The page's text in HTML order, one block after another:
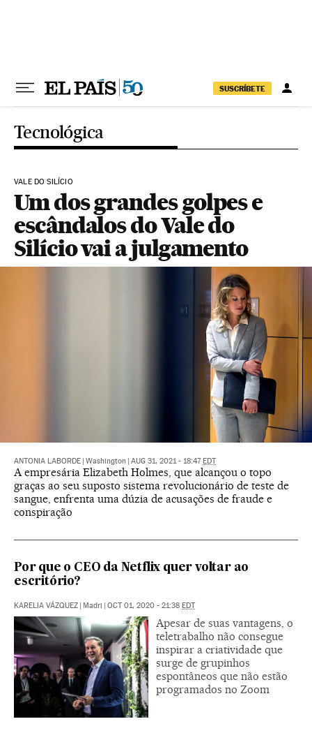
SUSCRÍBETE
Tecnológica
VALE DO SILÍCIO
Um dos grandes golpes e
escândalos do Vale do
Silício vai a julgamento
ANTONIA LABORDE Washington AUG 31, 2021 - 18:47 EDT
A empresária Elizabeth Holmes, que alcançou o topo
graças ao seu suposto sistema revolucionário de teste de
sangue, enfrenta uma dúzia de acusações de fraude e
conspiração
Por que o CEO da Netflix quer voltar ao
escritório?
KARELIA VÁZQUEZ Madri OCT 01, 2020 - 21:38 EDT
Apesar de suas vantagens, o
teletrabalho não consegue
inspirar a criatividade que
surge de grupinhos
espontâneos que não estão
programados no Zoom